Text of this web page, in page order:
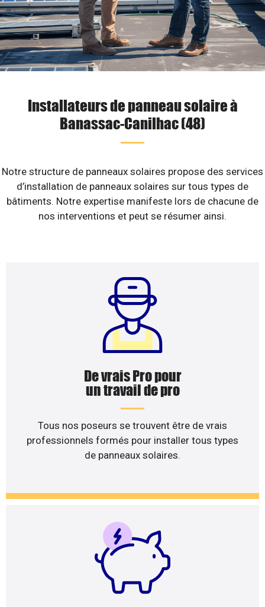
Installateurs de panneau solaire à
Banassac-Canilhac (48)
Notre structure de panneaux solaires propose des services
d’installation de panneaux solaires sur tous types de
bâtiments. Notre expertise manifeste lors de chacune de
nos interventions et peut se résumer ainsi.
De vrais Pro pour
un travail de pro
Tous nos poseurs se trouvent être de vrais
professionnels formés pour installer tous types
de panneaux solaires.